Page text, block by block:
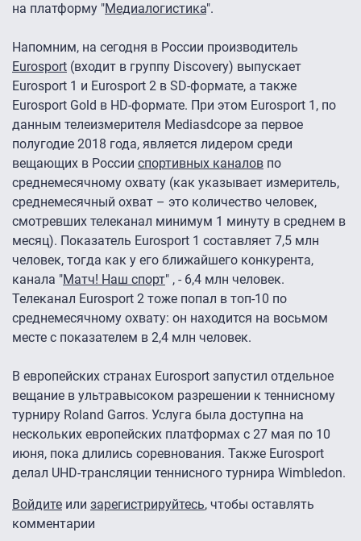
на платформу "Медиалогистика".
Напомним, на сегодня в России производитель
Eurosport (входит в группу Discovery) выпускает
Eurosport 1 и Eurosport 2 в SD-формате, а также
Eurosport Gold в HD-формате. При этом Eurosport 1, по
данным телеизмерителя Mediasdcope за первое
полугодие 2018 года, является лидером среди
вещающих в России спортивных каналов по
среднемесячному охвату (как указывает измеритель,
среднемесячный охват – это количество человек,
смотревших телеканал минимум 1 минуту в среднем в
месяц). Показатель Eurosport 1 составляет 7,5 млн
человек, тогда как у его ближайшего конкурента,
канала "Матч! Наш спорт" , - 6,4 млн человек.
Телеканал Eurosport 2 тоже попал в топ-10 по
среднемесячному охвату: он находится на восьмом
месте с показателем в 2,4 млн человек.
В европейских странах Eurosport запустил отдельное
вещание в ультравысоком разрешении к теннисному
турниру Roland Garros. Услуга была доступна на
нескольких европейских платформах с 27 мая по 10
июня, пока длились соревнования. Также Eurosport
делал UHD-трансляции теннисного турнира Wimbledon.
Войдите или зарегистрируйтесь, чтобы оставлять
комментарии